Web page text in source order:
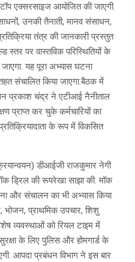
एक्सरसाइज आयोजित की जाएगी.
उनकी तैनाती, मानव संसाधन,
तंत्र की जानकारी प्रस्तुत
स्तर पर वास्तविक परिस्थितियों के
यह पूरा अभ्यास घटना
संचालित किया जाएगा.बैठक में
प्रकाश चंद्र ने एटीआई नैनीताल
प्राप्त कर चुके कर्मचारियों का
के रूप में विकसित
डीआईजी राजकुमार नेगी
ड्रिल की रूपरेखा साझा की. मॉक
और संचालन का भी अभ्यास किया
भोजन, प्राथमिक उपचार, शिशु
व्यवस्थाओं को रियल टाइम में
के लिए पुलिस और होमगार्ड के
आपदा प्रबंधन विभाग ने इस बार